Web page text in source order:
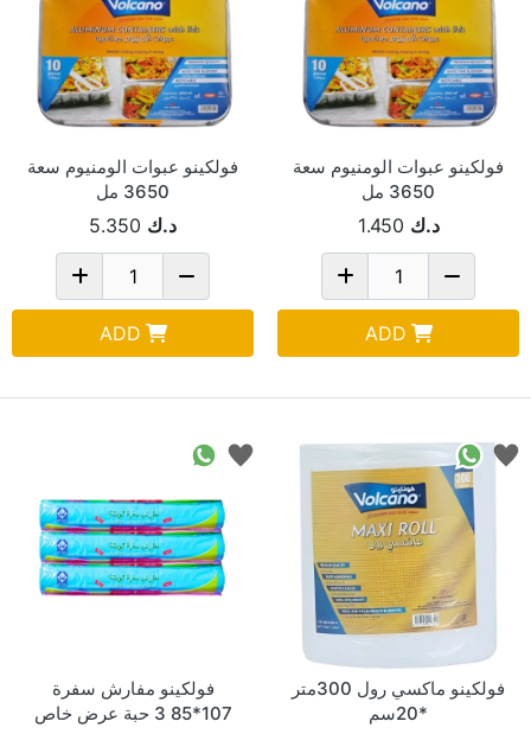
فولكينو عبوات الومنيوم سعة
3650 مل
د.ك 1.450
ADD
فولكينو عبوات الومنيوم سعة
3650 مل
د.ك 5.350
ADD
فولكينو ماكسي رول 300متر
*20سم
فولكينو مفارش سفرة
107*85 3 حبة عرض خاص